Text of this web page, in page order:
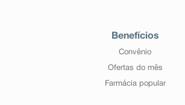
Benefícios
Convênio
Ofertas do mês
Farmácia popular